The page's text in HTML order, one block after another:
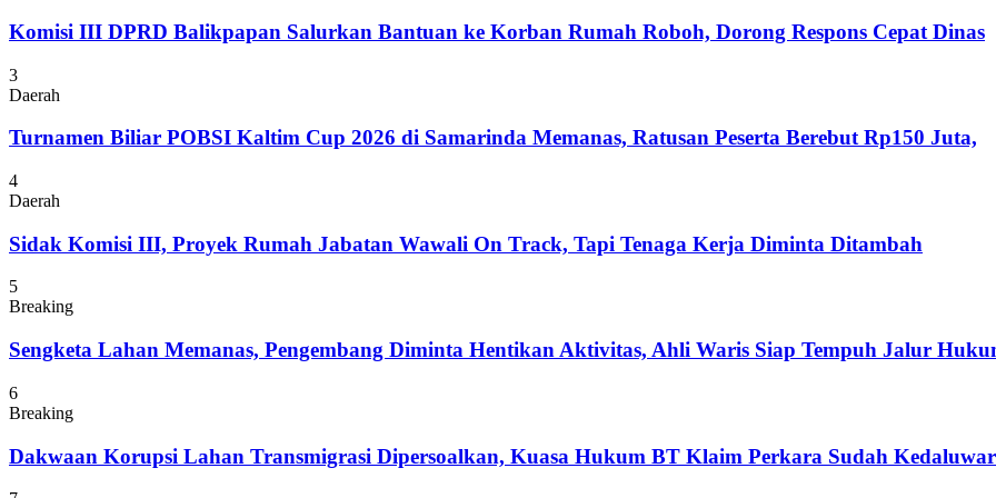
Komisi III DPRD Balikpapan Salurkan Bantuan ke Korban Rumah Roboh, Dorong Respons Cepat Dinas
3
Daerah
Turnamen Biliar POBSI Kaltim Cup 2026 di Samarinda Memanas, Ratusan Peserta Berebut Rp150 Juta,
4
Daerah
Sidak Komisi III, Proyek Rumah Jabatan Wawali On Track, Tapi Tenaga Kerja Diminta Ditambah
5
Breaking
Sengketa Lahan Memanas, Pengembang Diminta Hentikan Aktivitas, Ahli Waris Siap Tempuh Jalur
6
Breaking
Dakwaan Korupsi Lahan Transmigrasi Dipersoalkan, Kuasa Hukum BT Klaim Perkara Sudah